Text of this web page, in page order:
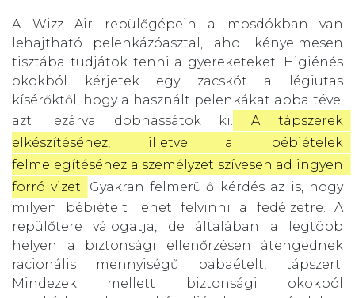
A Wizz Air repülőgépein a mosdókban van
lehajtható pelenkázóasztal, ahol kényelmesen
tisztába tudjátok tenni a gyereketeket. Higiénés
okokból kérjetek egy zacskót a légiutas
kísérőktől, hogy a használt pelenkákat abba téve,
azt lezárva dobhassátok ki.
A tápszerek
elkészítéséhez, illetve a bébiételek
felmelegítéséhez a személyzet szívesen ad ingyen
forró vizet.
Gyakran felmerülő kérdés az is, hogy
milyen bébiételt lehet felvinni a fedélzetre. A
repülőtere válogatja, de általában a legtöbb
helyen a biztonsági ellenőrzésen átengednek
racionális mennyiségű babaételt, tápszert.
Mindezek mellett biztonsági okokból